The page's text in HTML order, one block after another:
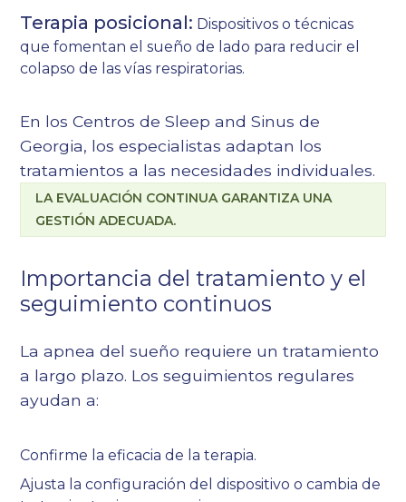
Terapia posicional: Dispositivos o técnicas
que fomentan el sueño de lado para reducir el
colapso de las vías respiratorias.
En los Centros de Sleep and Sinus de
Georgia, los especialistas adaptan los
tratamientos a las necesidades individuales.
LA EVALUACIÓN CONTINUA GARANTIZA UNA
GESTIÓN ADECUADA.
Importancia del tratamiento y el
seguimiento continuos
La apnea del sueño requiere un tratamiento
a largo plazo. Los seguimientos regulares
ayudan a:
Confirme la eficacia de la terapia.
Ajusta la configuración del dispositivo o cambia de